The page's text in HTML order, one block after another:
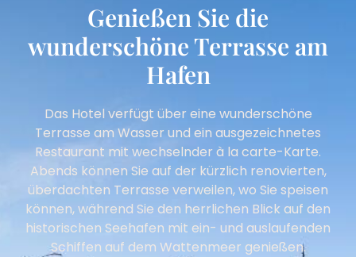
Genießen Sie die
wunderschöne Terrasse am
Hafen
Das Hotel verfügt über eine wunderschöne
Terrasse am Wasser und ein ausgezeichnetes
Restaurant mit wechselnder à la carte-Karte.
Abends können Sie auf der kürzlich renovierten,
überdachten Terrasse verweilen, wo Sie speisen
können, während Sie den herrlichen Blick auf den
historischen See­hafen mit ein- und auslaufenden
Schiffen auf dem Wattenmeer genießen.